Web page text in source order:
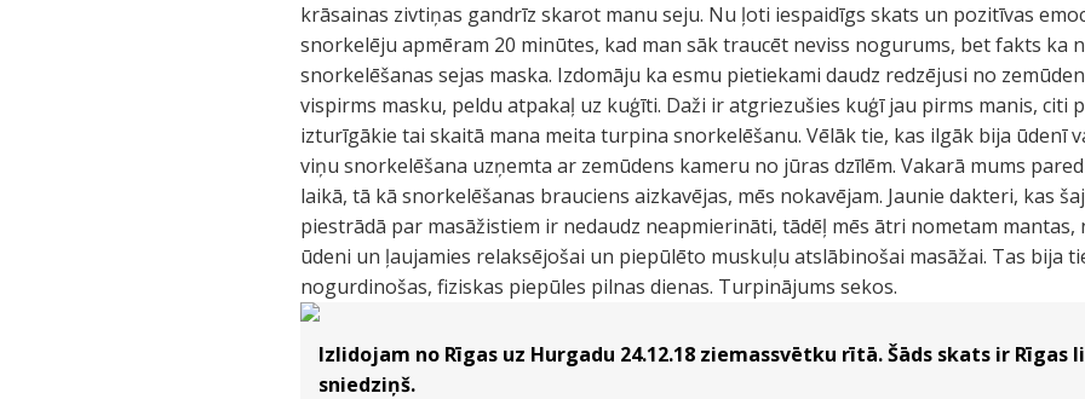
krāsainas zivtiņas gandrīz skarot manu seju. Nu ļoti iespaidīgs skats un pozitīvas
snorkelēju apmēram 20 minūtes, kad man sāk traucēt neviss nogurums, bet fakts ka
snorkelēšanas sejas maska. Izdomāju ka esmu pietiekami daudz redzējusi no
vispirms masku, peldu atpakaļ uz kuģīti. Daži ir atgriezušies kuģī jau pirms manis, citi
izturīgākie tai skaitā mana meita turpina snorkelēšanu. Vēlāk tie, kas ilgāk bija ūdenī
viņu snorkelēšana uzņemta ar zemūdens kameru no jūras dzīlēm. Vakarā mums
laikā, tā kā snorkelēšanas brauciens aizkavējas, mēs nokavējam. Jaunie dakteri, kas
piestrādā par masāžistiem ir nedaudz neapmierināti, tādēļ mēs ātri nometam
ūdeni un ļaujamies relaksējošai un piepūlēto muskuļu atslābinošai masāžai. Tas bija
nogurdinošas, fiziskas piepūles pilnas dienas. Turpinājums sekos.
Izlidojam no Rīgas uz Hurgadu 24.12.18 ziemassvētku rītā. Šāds skats ir Rīgas
sniedziņš.